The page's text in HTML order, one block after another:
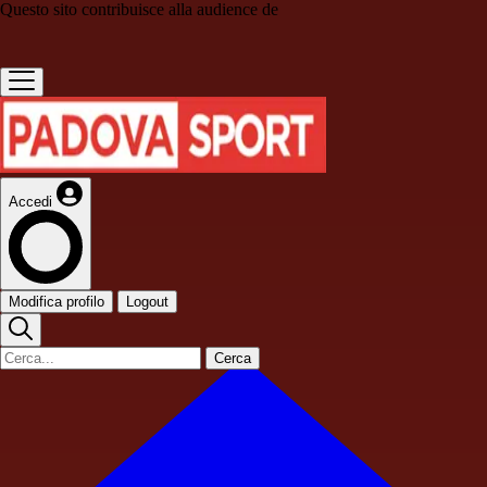
Questo sito contribuisce alla audience de
Accedi
Modifica profilo Logout
Cerca